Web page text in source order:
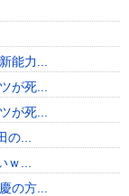
能力...
が死...
が死...
...
...
の方...